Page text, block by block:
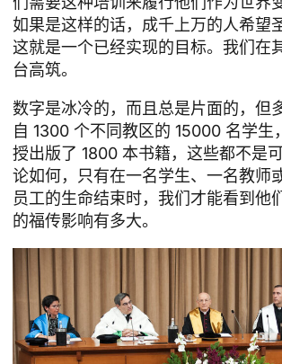
如果是这样的话，成千上万的人希望
这就是一个已经实现的目标。我们在
台高筑。
数字是冰冷的，而且总是片面的，但
自 1300 个不同教区的 15000 名学生
授出版了 1800 本书籍，这些都不是
论如何，只有在一名学生、一名教师
员工的生命结束时，我们才能看到他
的福传影响有多大。